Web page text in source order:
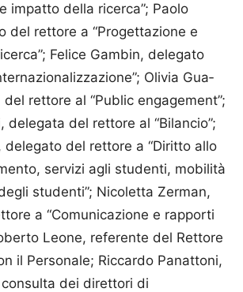
impatto della ricerca”; Paolo
del rettore a “Progettazione e
Felice Gambin, delegato
Oli­via Gua­
rettore al “Public engagement”;
delegata del rettore al “Bilancio”;
delegato del rettore a “Diritto allo
servizi agli studenti, mobilità
studenti”; Nicoletta Zerman,
a “Comunicazione e rapporti
Leone, referente del Rettore
il Personale; Riccardo Panat­toni,
dei direttori di